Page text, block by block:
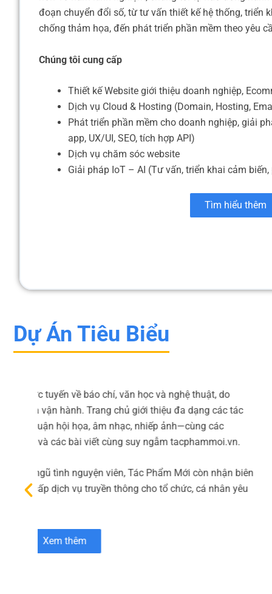
đoạn chuyển đổi số, từ tư vấn thiết kế hệ thống, triển
chống thảm họa, đến phát triển phần mềm theo yêu
Chúng tôi cung cấp
Thiết kế Website giới thiệu doanh nghiệp,
Dịch vụ Cloud & Hosting (Domain, Hosting,
Phát triển phần mềm cho doanh nghiệp, giải
app, UX/UI, SEO, tích hợp API)
Dịch vụ chăm sóc website
Giải pháp IoT – AI (Tư vấn, triển khai cảm
Tìm hiểu thêm
Dự Án Tiêu Biểu